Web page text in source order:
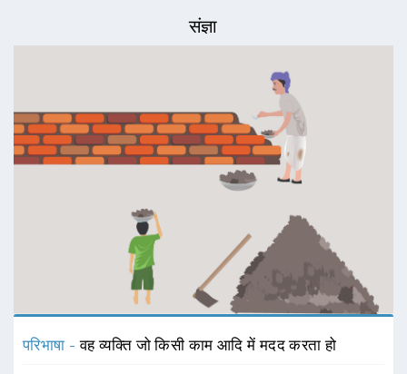
संज्ञा
परिभाषा -वह व्यक्ति जो किसी काम आदि में मदद करता हो